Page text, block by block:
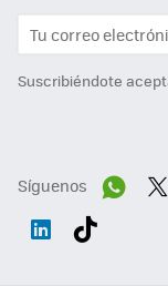
Suscribiéndote
Síguenos